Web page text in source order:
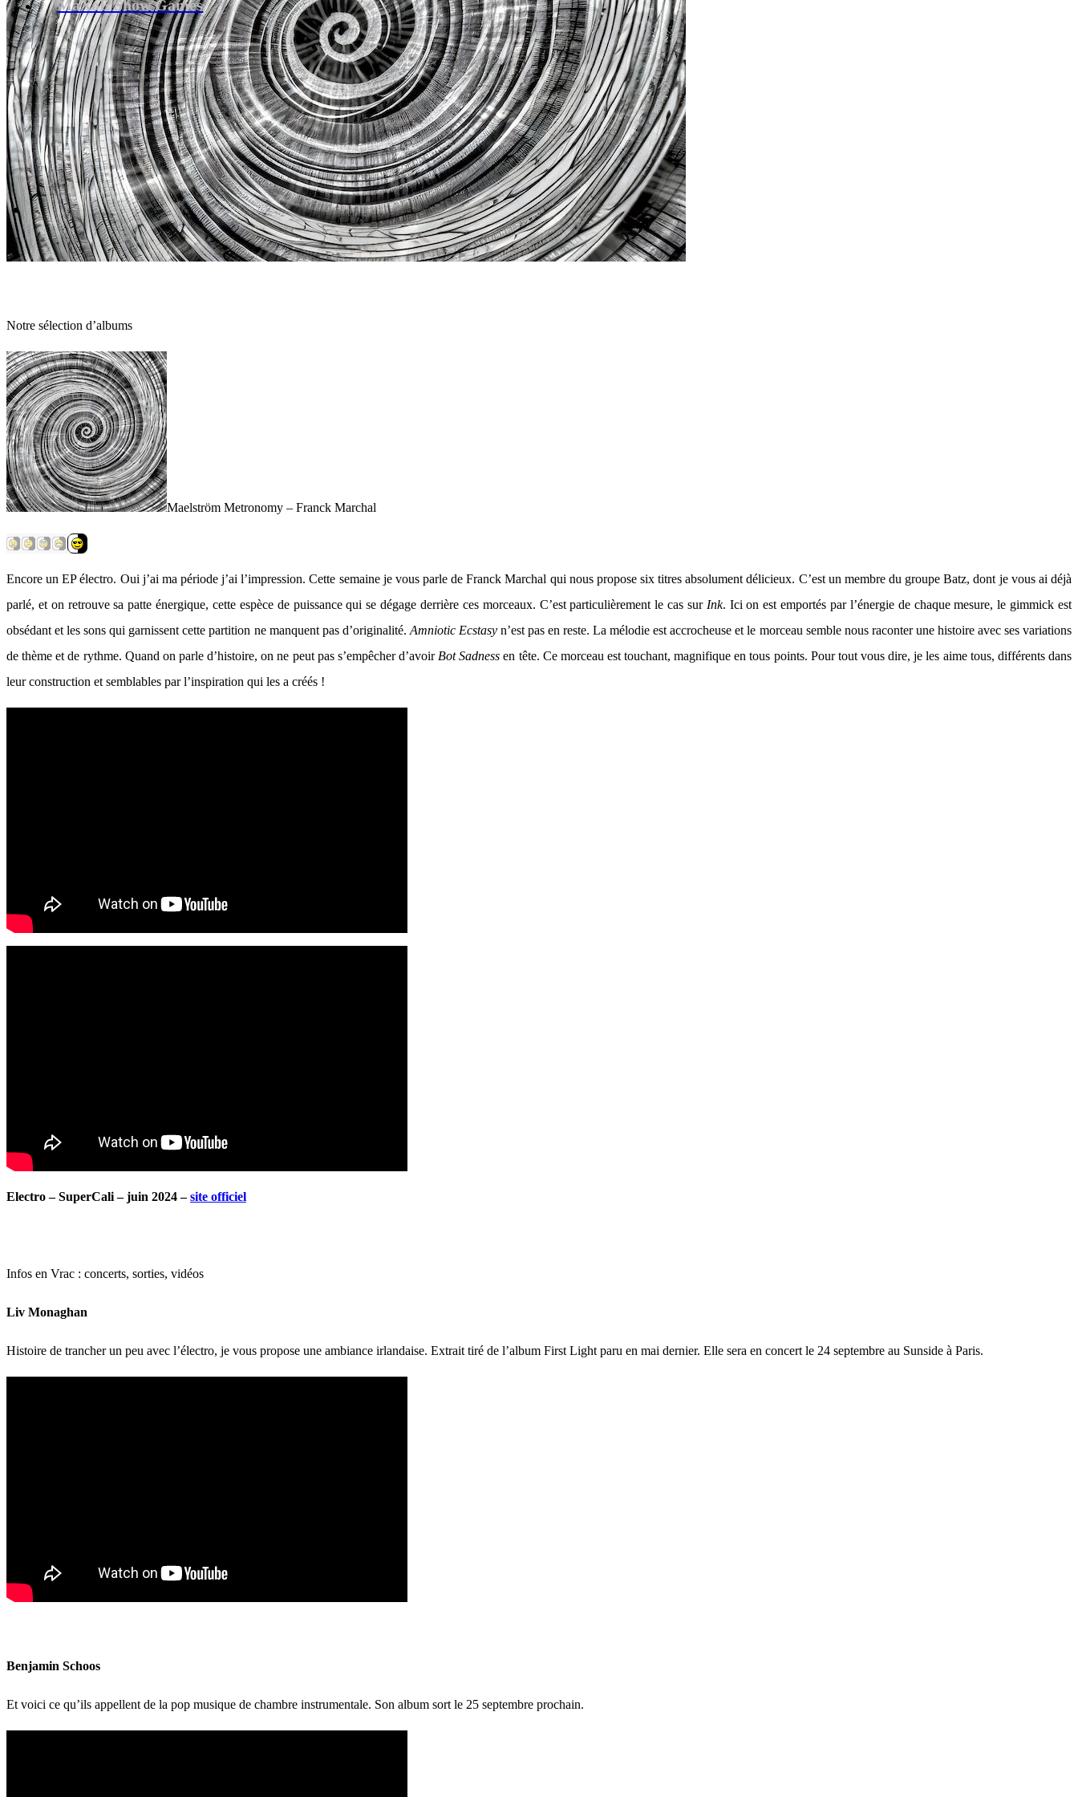
MaXoE Show Games
Notre sélection d’albums
Maelström Metronomy – Franck Marchal
Encore un EP électro. Oui j’ai ma période j’ai l’impression. Cette semaine je vous parle de Franck Marchal qui nous propose six titres absolument délicieux. C’est un membre du groupe Batz, dont je vous ai déjà
parlé, et on retrouve sa patte énergique, cette espèce de puissance qui se dégage derrière ces morceaux. C’est particulièrement le cas sur Ink. Ici on est emportés par l’énergie de chaque mesure, le gimmick est
obsédant et les sons qui garnissent cette partition ne manquent pas d’originalité. Amniotic Ecstasy n’est pas en reste. La mélodie est accrocheuse et le morceau semble nous raconter une histoire avec ses variations
de thème et de rythme. Quand on parle d’histoire, on ne peut pas s’empêcher d’avoir Bot Sadnessen tête. Ce morceau est touchant, magnifique en tous points. Pour tout vous dire, je les aime tous, différents dans
leur construction et semblables par l’inspiration qui les a créés !
Electro – SuperCali – juin 2024 –site officiel
Infos en Vrac : concerts, sorties, vidéos
Liv Monaghan
Histoire de trancher un peu avec l’électro, je vous propose une ambiance irlandaise. Extrait tiré de l’album First Light paru en mai dernier. Elle sera en concert le 24 septembre au Sunside à Paris.
Benjamin Schoos
Et voici ce qu’ils appellent de la pop musique de chambre instrumentale. Son album sort le 25 septembre prochain.